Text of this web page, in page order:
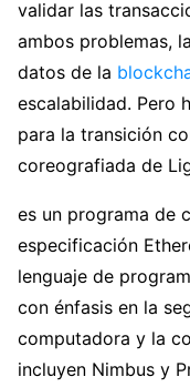
validar las
ambos problemas,
datos de la
escalabilidad. Pero
para la transición
coreografiada de
es un programa de
especificación
lenguaje de
con énfasis en la
computadora y la
incluyen Nimbus y